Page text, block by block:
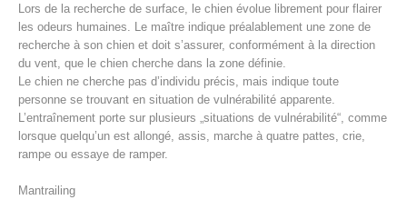
Lors de la recherche de surface, le chien évolue librement pour flairer
les odeurs humaines. Le maître indique préalablement une zone de
recherche à son chien et doit s’assurer, conformément à la direction
du vent, que le chien cherche dans la zone définie.
Le chien ne cherche pas d’individu précis, mais indique toute
personne se trouvant en situation de vulnérabilité apparente.
L’entraînement porte sur plusieurs „situations de vulnérabilité“, comme
lorsque quelqu’un est allongé, assis, marche à quatre pattes, crie,
rampe ou essaye de ramper.
Mantrailing